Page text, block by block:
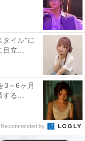
タイル”に
目立...
3～6ヶ月
する...
Recommended by